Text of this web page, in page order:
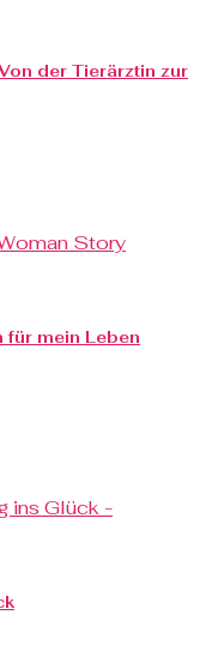
der Tierärztin zur
für mein Leben